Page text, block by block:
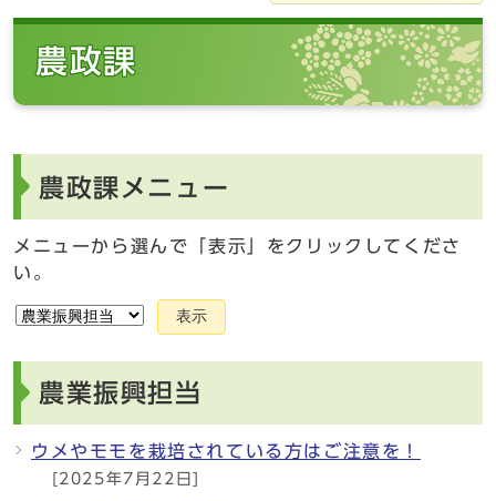
農政課
農政課メニュー
メニューから選んで「表示」をクリックしてくださ
い。
表示
農業振興担当
ウメやモモを栽培されている方はご注意を！
[2025年7月22日]